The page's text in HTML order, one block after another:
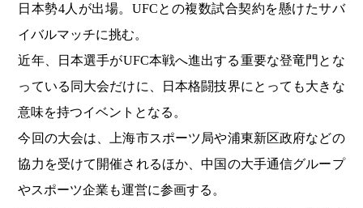
日本勢4人が出場。UFCとの複数試合契約を懸けたサバ
イバルマッチに挑む。
近年、日本選手がUFC本戦へ進出する重要な登竜門とな
っている同大会だけに、日本格闘技界にとっても大きな
意味を持つイベントとなる。
今回の大会は、上海市スポーツ局や浦東新区政府などの
協力を受けて開催されるほか、中国の大手通信グループ
やスポーツ企業も運営に参画する。